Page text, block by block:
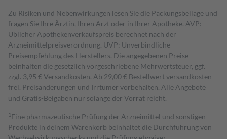
Zu Risiken und Nebenwirkungen lesen Sie die Packungsbeilage und
fragen Sie Ihre Ärztin, Ihren Arzt oder in Ihrer Apotheke. AVP:
Üblicher Apothekenverkaufspreis berechnet nach der
Arzneimittelpreisverordnung. UVP: Unverbindliche
Preisempfehlung des Herstellers. Die angegebenen Preise
beinhalten die gesetzlich vorgeschriebene Mehrwertsteuer, ggf.
zzgl. 3,95 € Versandkosten. Ab 29,00 € Bestell­wert versand­kosten­
frei. Preisänderungen und Irrtümer vorbehalten. Alle Angebote
und Gratis-Beigaben nur solange der Vorrat reicht.
1 Eine pharmazeutische Prüfung der Arzneimittel und sonstigen
Produkte in deinem Warenkorb beinhaltet die Durchführung von